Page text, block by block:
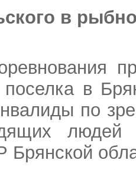
в
поселка в
по
людей